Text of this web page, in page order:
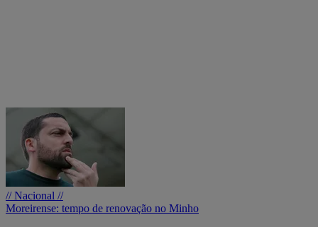
// Nacional //
Moreirense: tempo de renovação no Minho